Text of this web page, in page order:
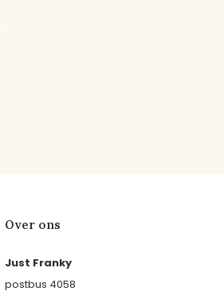
Over ons
Just Franky
postbus 4058